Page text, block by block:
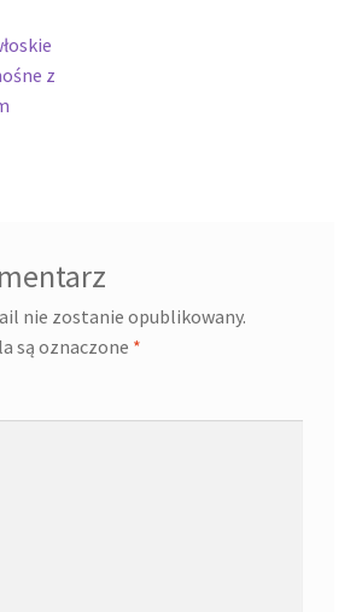
z
nie zostanie opublikowany.
są oznaczone *